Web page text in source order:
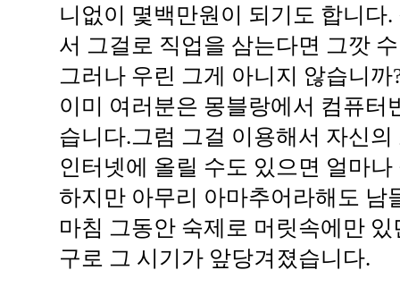
니없이 몇백만원이 되기도 합니다
서 그걸로 직업을 삼는다면 그깟
그러나 우린 그게 아니지 않습니까
이미 여러분은 몽블랑에서 컴퓨
습니다.그럼 그걸 이용해서 자신
인터넷에 올릴 수도 있으면 얼마나
하지만 아무리 아마추어라해도 남
마침 그동안 숙제로 머릿속에만
구로 그 시기가 앞당겨졌습니다.